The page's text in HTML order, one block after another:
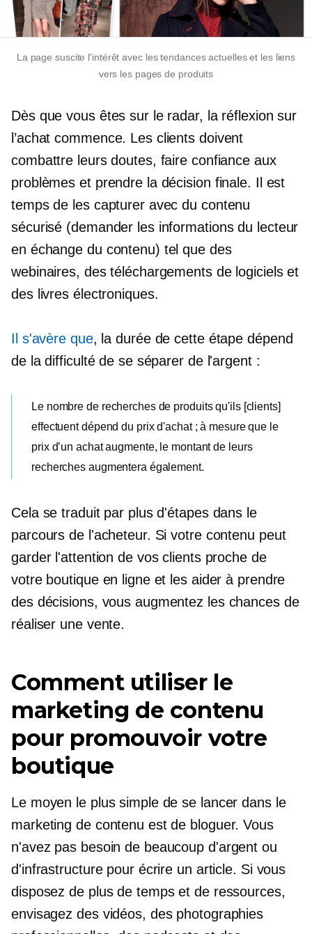
La page suscite l'intérêt avec les tendances actuelles et les liens
vers les pages de produits
Dès que vous êtes sur le radar, la réflexion sur
l’achat commence. Les clients doivent
combattre leurs doutes, faire confiance aux
problèmes et prendre la décision finale. Il est
temps de les capturer avec du contenu
sécurisé (demander les informations du lecteur
en échange du contenu) tel que des
webinaires, des téléchargements de logiciels et
des livres électroniques.
Il s'avère que, la durée de cette étape dépend
de la difficulté de se séparer de l'argent :
Le nombre de recherches de produits qu'ils [clients]
effectuent dépend du prix d'achat ; à mesure que le
prix d’un achat augmente, le montant de leurs
recherches augmentera également.
Cela se traduit par plus d'étapes dans le
parcours de l'acheteur. Si votre contenu peut
garder l'attention de vos clients proche de
votre boutique en ligne et les aider à prendre
des décisions, vous augmentez les chances de
réaliser une vente.
Comment utiliser le
marketing de contenu
pour promouvoir votre
boutique
Le moyen le plus simple de se lancer dans le
marketing de contenu est de bloguer. Vous
n'avez pas besoin de beaucoup d'argent ou
d'infrastructure pour écrire un article. Si vous
disposez de plus de temps et de ressources,
envisagez des vidéos, des photographies